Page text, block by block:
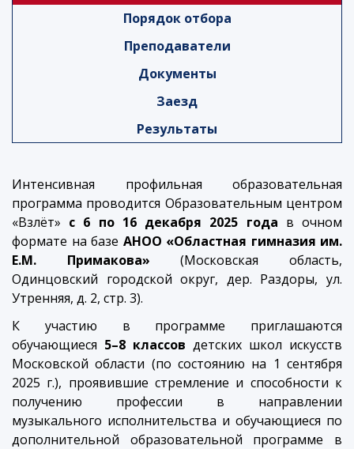
Порядок отбора
Преподаватели
Документы
Заезд
Результаты
Интенсивная профильная образовательная
программа проводится Образовательным центром
«Взлёт» c 6 по 16 декабря 2025 года в очном
формате на базе АНОО «Областная гимназия им.
Е.М. Примакова» (Московская область,
Одинцовский городской округ, дер. Раздоры, ул.
Утренняя, д. 2, стр. 3).
К участию в программе приглашаются
обучающиеся 5–8 классов детских школ искусств
Московской области (по состоянию на 1 сентября
2025 г.), проявившие стремление и способности к
получению профессии в направлении
музыкального исполнительства и обучающиеся по
дополнительной образовательной программе в